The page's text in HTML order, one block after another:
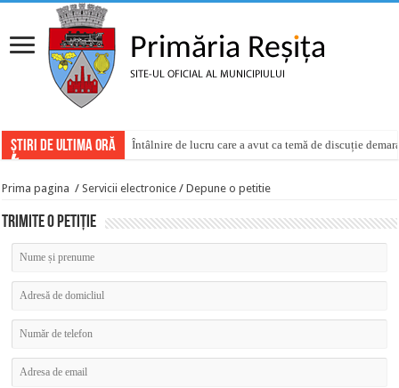
ȘTIRI DE ULTIMA ORĂ Întâlnire de lucru care a avut ca temă de discuție
Prima pagina / Servicii electronice / Depune o petitie
Trimite o petiție